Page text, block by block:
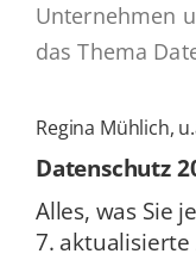
Unternehmen
das Thema
Regina Mühlich,
Daten­schutz
Alles, was Sie
7. ak­tua­li­sier­te